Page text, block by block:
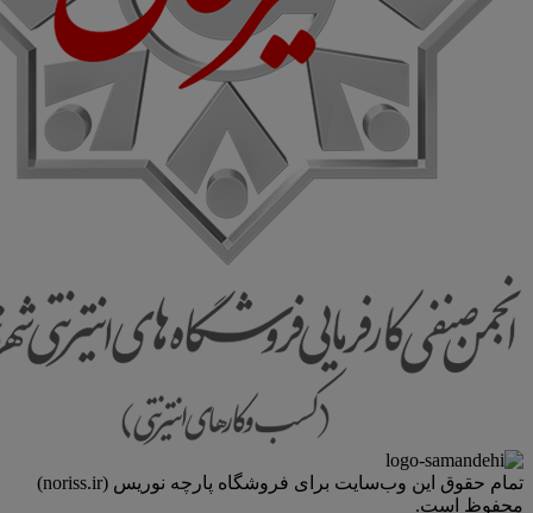
تمام حقوق اين وب‌سايت برای فروشگاه پارچه نوریس (noriss.ir)
محفوظ است.